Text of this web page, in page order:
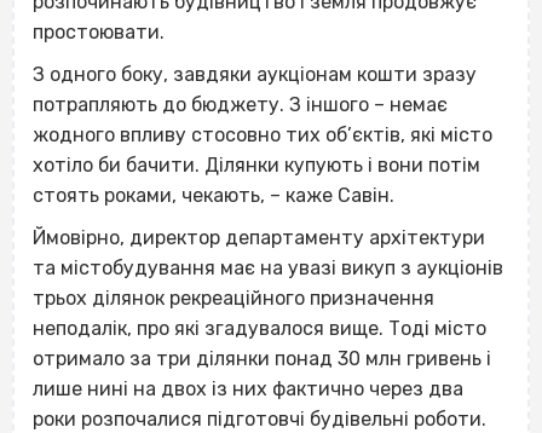
простоювати.
З одного боку, завдяки аукціонам кошти зразу
потрапляють до бюджету. З іншого – немає
жодного впливу стосовно тих об’єктів, які місто
хотіло би бачити. Ділянки купують і вони потім
стоять роками, чекають, – каже Савін.
Ймовірно, директор департаменту архітектури
та містобудування має на увазі викуп з аукціонів
трьох ділянок рекреаційного призначення
неподалік, про які згадувалося вище. Тоді місто
отримало за три ділянки понад 30 млн гривень і
лише нині на двох із них фактично через два
роки розпочалися підготовчі будівельні роботи.